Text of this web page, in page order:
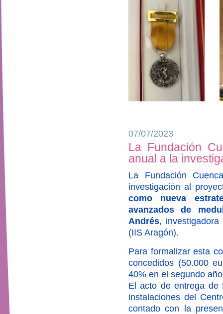
07/07/2023
La Fundación
anual a la
La Fundación
investigación al
como nueva
avanzados de
Andrés,
(IIS Aragón).
Para formalizar esta
concedidos (50.000
40% en el segundo
El acto de entrega
instalaciones del
contado con la